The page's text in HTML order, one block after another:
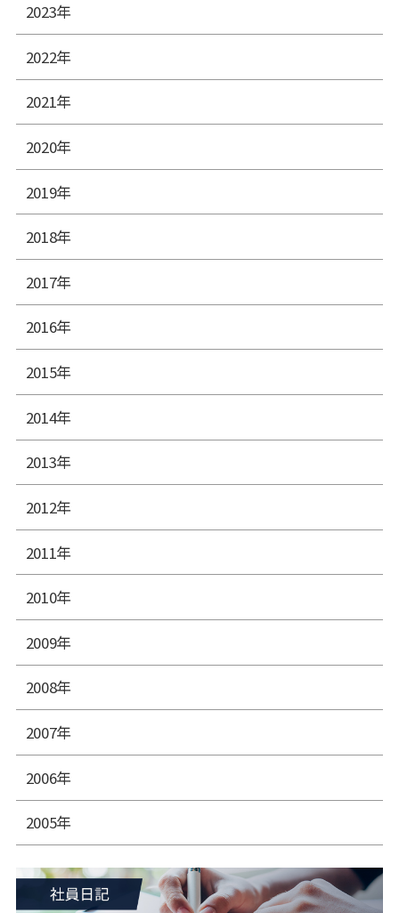
2023年
2022年
2021年
2020年
2019年
2018年
2017年
2016年
2015年
2014年
2013年
2012年
2011年
2010年
2009年
2008年
2007年
2006年
2005年